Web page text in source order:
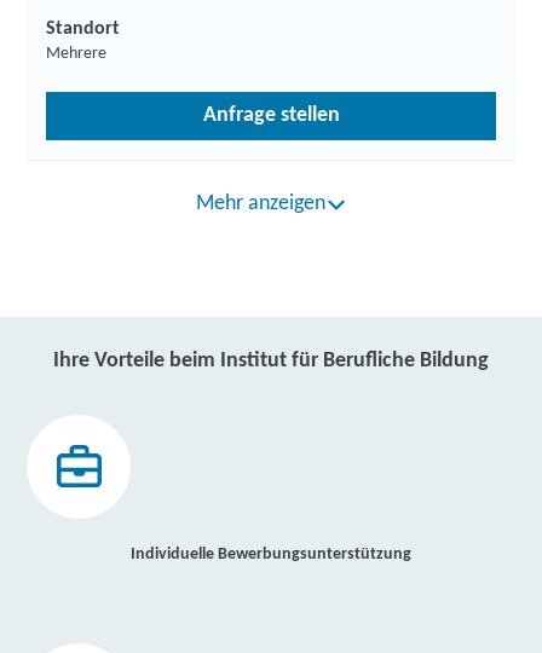
Standort
Mehrere
Anfrage stellen
Mehr anzeigen
Ihre Vorteile beim Institut für Berufliche Bildung
Individuelle Bewerbungsunterstützung